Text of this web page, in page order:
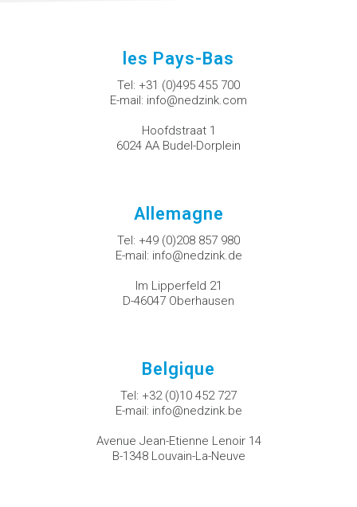
les Pays-Bas
Tel: +31 (0)495 455 700
E-mail: info@nedzink.com
Hoofdstraat 1
6024 AA Budel-Dorplein
Allemagne
Tel: +49 (0)208 857 980
E-mail: info@nedzink.de
Im Lipperfeld 21
D-46047 Oberhausen
Belgique
Tel: +32 (0)10 452 727
E-mail: info@nedzink.be
Avenue Jean-Etienne Lenoir 14
B-1348 Louvain-La-Neuve